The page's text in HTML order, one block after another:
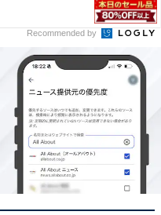
Recommended by